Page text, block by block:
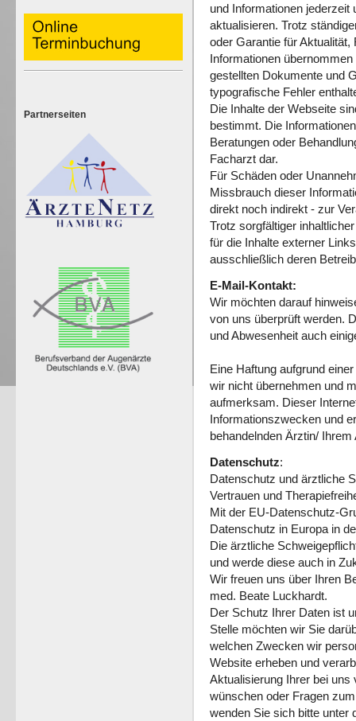
Partnerseiten
und Informationen jederzeit
aktualisieren. Trotz
oder Garantie für
Informationen
gestellten Dokumente und
typografische Fehler
Die Inhalte der Webseite
bestimmt. Die
Beratungen oder
Facharzt dar.
Für Schäden oder
Missbrauch dieser
direkt noch indirekt - zur
Trotz sorgfältiger
für die Inhalte externer
ausschließlich deren
E-Mail-Kontakt:
Wir möchten darauf
von uns überprüft werden.
und Abwesenheit auch
Eine Haftung aufgrund
wir nicht übernehmen und
aufmerksam. Dieser
Informationszwecken und
behandelnden Ärztin/ Ihrem
Datenschutz:
Datenschutz und ärztliche
Vertrauen und
Mit der EU-Datenschutz-
Datenschutz in Europa in
Die ärztliche
und werde diese auch in
Wir freuen uns über Ihren
med. Beate Luckhardt.
Der Schutz Ihrer Daten ist
Stelle möchten wir Sie
welchen Zwecken wir
Website erheben und
Aktualisierung Ihrer bei uns
wünschen oder Fragen
wenden Sie sich bitte unter